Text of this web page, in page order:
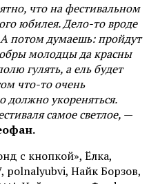
что на фестивальном
юбилея. Дело-то вроде
потом думаешь: пройдут
молодцы да красны
гулять, а ель будет
что-то очень
должно укореняться.
самое светлое, —
с кнопкой», Ёлка,
polnalyubvi, Найк Борзов,